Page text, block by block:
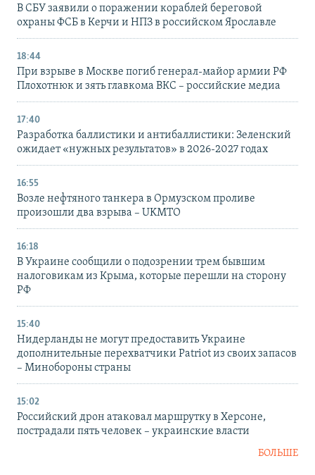
В СБУ заявили о поражении кораблей береговой
охраны ФСБ в Керчи и НПЗ в российском Ярославле
18:44
При взрыве в Москве погиб генерал-майор армии РФ
Плохотнюк и зять главкома ВКС – российские медиа
17:40
Разработка баллистики и антибаллистики: Зеленский
ожидает «нужных результатов» в 2026-2027 годах
16:55
Возле нефтяного танкера в Ормузском проливе
произошли два взрыва – UKMTO
16:18
В Украине сообщили о подозрении трем бывшим
налоговикам из Крыма, которые перешли на сторону
РФ
15:40
Нидерланды не могут предоставить Украине
дополнительные перехватчики Patriot из своих запасов
– Минобороны страны
15:02
Российский дрон атаковал маршрутку в Херсоне,
пострадали пять человек – украинские власти
БОЛЬШЕ